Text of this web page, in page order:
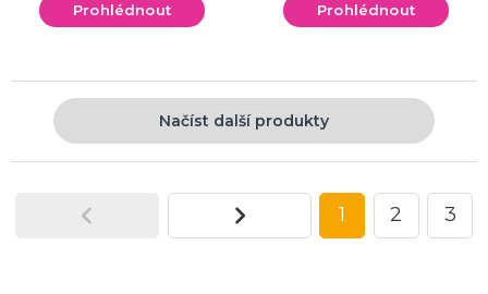
Prohlédnout Prohlédnout
Načíst další produkty
1 2 3